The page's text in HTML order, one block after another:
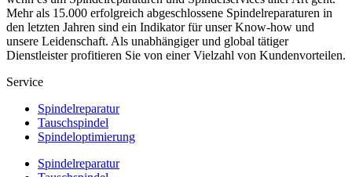
Mehr als 15.000 erfolgreich abgeschlossene Spindelreparaturen in
den letzten Jahren sind ein Indikator für unser Know-how und
unsere Leidenschaft. Als unabhängiger und global tätiger
Dienstleister profitieren Sie von einer Vielzahl von Kundenvorteilen.
Service
Spindelreparatur
Tauschspindel
Spindeloptimierung
Spindelreparatur